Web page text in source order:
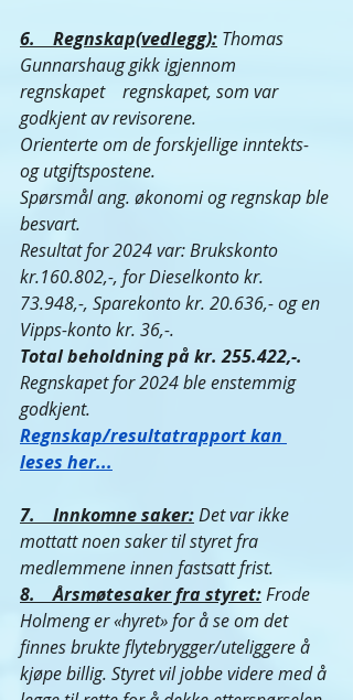
6.    Regnskap(vedlegg): Thomas
Gunnarshaug gikk igjennom
regnskapet    regnskapet, som var
godkjent av revisorene.
Orienterte om de forskjellige inntekts-
og utgiftspostene.
Spørsmål ang. økonomi og regnskap ble
besvart.
Resultat for 2024 var: Brukskonto
kr.160.802,-, for Dieselkonto kr.
73.948,-, Sparekonto kr. 20.636,- og en
Vipps-konto kr. 36,-.
Total beholdning på kr. 255.422,-.
Regnskapet for 2024 ble enstemmig
godkjent.
Regnskap/resultatrapport kan
leses her...
7.    Innkomne saker:Det var ikke
mottatt noen saker til styret fra
medlemmene innen fastsatt frist.
8.    Årsmøtesaker fra styret:Frode
Holmeng er «hyret» for å se om det
finnes brukte flytebrygger/uteliggere å
kjøpe billig. Styret vil jobbe videre med å